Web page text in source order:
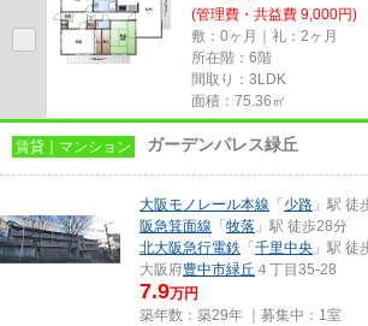
(管理費・共益費 9,000円)
敷：0ヶ月｜礼：2ヶ月
所在階：6階
間取り：3LDK
面積：75.36㎡
賃貸｜マンション ガーデンパレス緑丘
大阪モノレール本線 「 少路 」駅 徒
阪急箕面線 「 牧落 」駅 徒歩28分
北大阪急行電鉄 「 千里中央 」駅 徒
大阪府豊中市緑丘 ４丁目35-28
7.9万円
築年数：築29年 ｜募集中： 1室